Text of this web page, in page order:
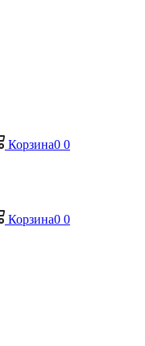
Корзина0 0
Корзина0 0